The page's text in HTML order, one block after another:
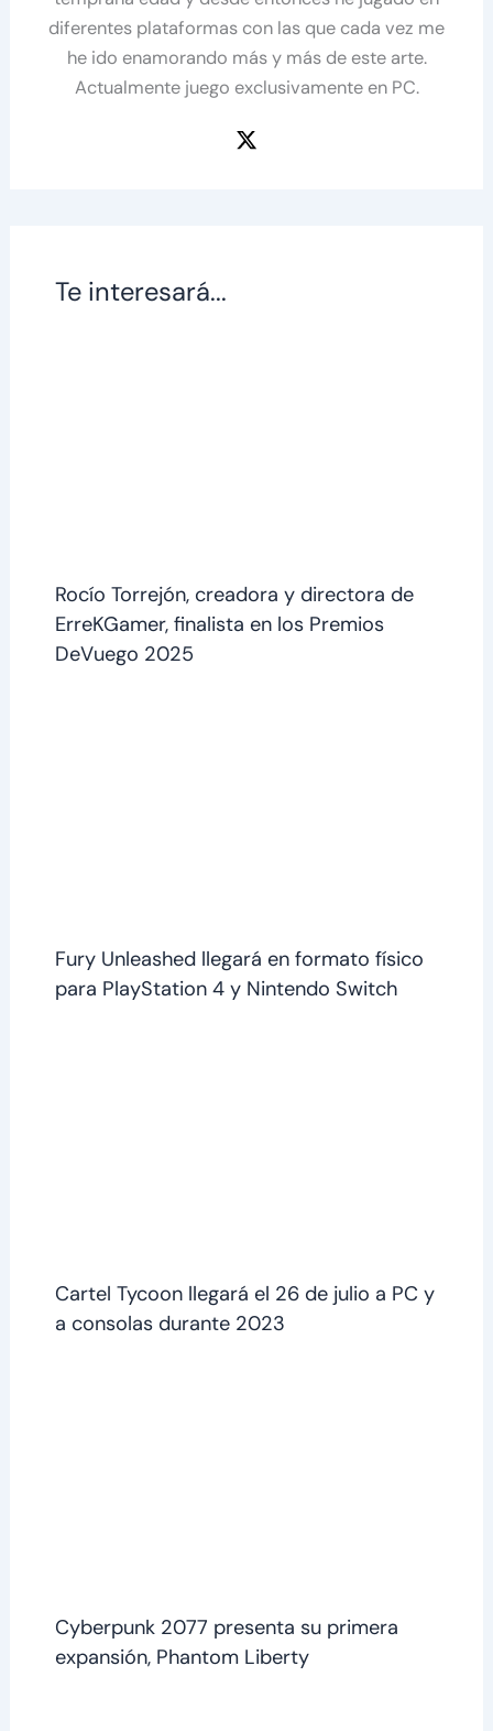
diferentes plataformas con las que cada vez me
he ido enamorando más y más de este arte.
Actualmente juego exclusivamente en PC.
Te interesará...
Rocío Torrejón, creadora y directora de
ErreKGamer, finalista en los Premios
DeVuego 2025
Fury Unleashed llegará en formato físico
para PlayStation 4 y Nintendo Switch
Cartel Tycoon llegará el 26 de julio a PC y
a consolas durante 2023
Cyberpunk 2077 presenta su primera
expansión, Phantom Liberty